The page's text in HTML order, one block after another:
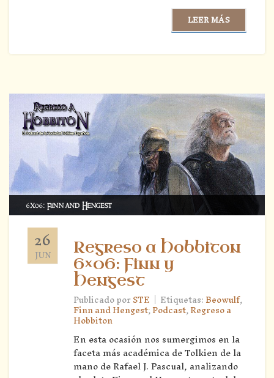
LEER MÁS
26
JUN
Regreso a Hobbiton
6×06: Finn y
Hengest
Publicado porSTE | Etiquetas:Beowulf,
Finn and Hengest,Podcast,Regreso a
Hobbiton
En esta ocasión nos sumergimos en la
faceta más académica de Tolkien de la
mano de Rafael J. Pascual, analizando